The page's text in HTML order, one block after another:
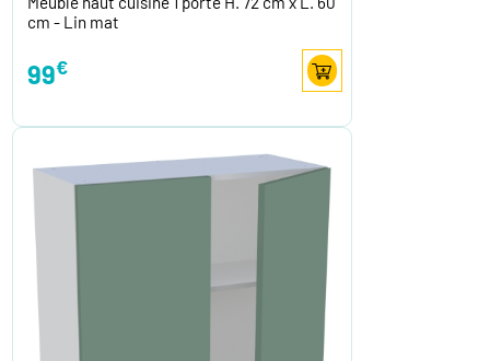
cm - Lin mat
99€